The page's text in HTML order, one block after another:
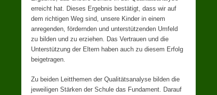
erreicht hat. Dieses Ergebnis bestätigt, dass wir auf
dem richtigen Weg sind, unsere Kinder in einem
anregenden, fördernden und unterstützenden Umfeld
zu bilden und zu erziehen. Das Vertrauen und die
Unterstützung der Eltern haben auch zu diesem Erfolg
beigetragen.
Zu beiden Leitthemen der Qualitätsanalyse bilden die
jeweiligen Stärken der Schule das Fundament. Darauf